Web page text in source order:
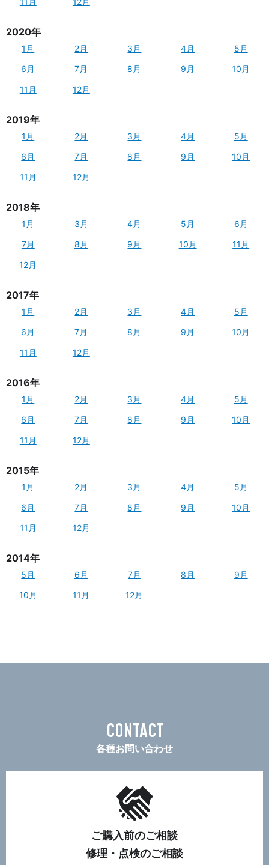
2020年
1月 2月 3月 4月
5月
6月
7月 8月 9月
10月
11月
12月
2019年
1月 2月 3月 4月
5月
6月
7月 8月 9月
10月
11月
12月
2018年
1月 3月 4月 5月
6月
7月
8月 9月 10月
11月
12月
2017年
1月 2月 3月 4月
5月
6月
7月 8月 9月
10月
11月
12月
2016年
1月 2月 3月 4月
5月
6月
7月 8月 9月
10月
11月
12月
2015年
1月 2月 3月 4月
5月
6月
7月 8月 9月
10月
11月
12月
2014年
5月 6月 7月 8月
9月
10月
11月 12月
CONTACT
各種お問い合わせ
ご購入前のご相談
修理・点検のご相談